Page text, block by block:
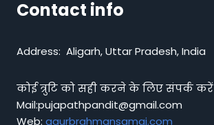
Contact info
Address: Aligarh, Uttar Pradesh, India
कोई त्रुटि को सही करने के लिए संपर्क करें
Mail:pujapathpandit@gmail.com
Web: gaurbrahmansamaj.com